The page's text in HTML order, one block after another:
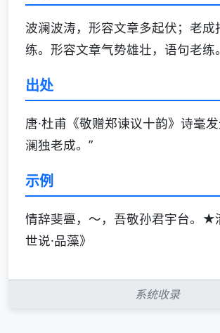
波澜波涛，形容文章多起伏；老成
练。形容文章气势雄壮，语句老练。
出处
唐·杜甫《敬赠郑谏议十韵》诗毫
澜独老成。”
示例
情辞斐亹，～，吾敬孙君宇台。★
世说·品藻》
系统收录